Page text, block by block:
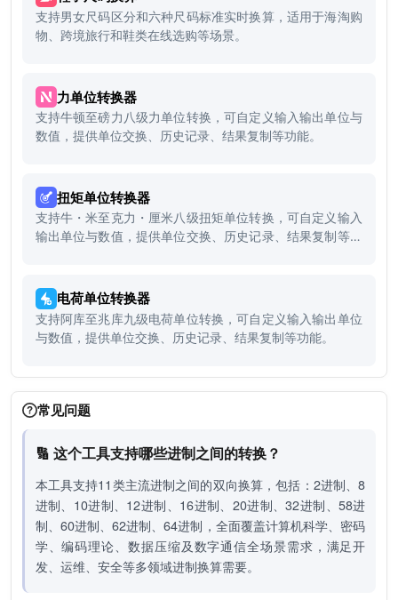
支持男女尺码区分和六种尺码标准实时换算，适用于海淘购
物、跨境旅行和鞋类在线选购等场景。
力单位转换器
支持牛顿至磅力八级力单位转换，可自定义输入输出单位与
数值，提供单位交换、历史记录、结果复制等功能。
扭矩单位转换器
支持牛・米至克力・厘米八级扭矩单位转换，可自定义输入
输出单位与数值，提供单位交换、历史记录、结果复制等功
电荷单位转换器
支持阿库至兆库九级电荷单位转换，可自定义输入输出单位
与数值，提供单位交换、历史记录、结果复制等功能。
常见问题
🔢 这个工具支持哪些进制之间的转换？
本工具支持11类主流进制之间的双向换算，包括：2进制、8
进制、10进制、12进制、16进制、20进制、32进制、58进
制、60进制、62进制、64进制，全面覆盖计算机科学、密码
学、编码理论、数据压缩及数字通信全场景需求，满足开
发、运维、安全等多领域进制换算需要。